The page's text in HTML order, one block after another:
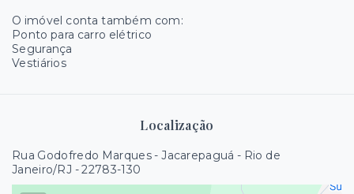
O imóvel conta também com:
Ponto para carro elétrico
Segurança
Vestiários
Localização
Rua Godofredo Marques - Jacarepaguá - Rio de
Janeiro/RJ - 22783-130